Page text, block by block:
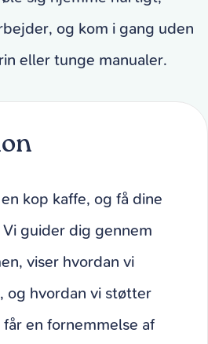
og kom i gang uden
eller tunge manualer.
kop kaffe, og få dine
guider dig gennem
viser hvordan vi
og hvordan vi støtter
en fornemmelse af